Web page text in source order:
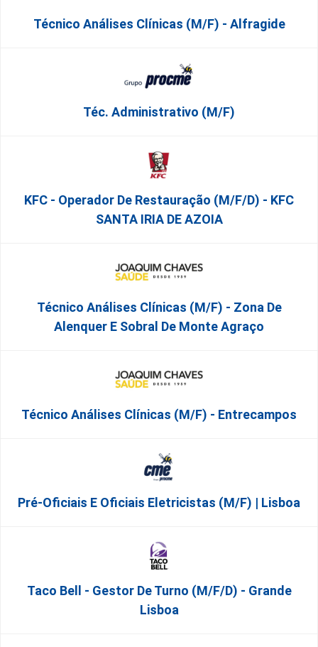
Técnico Análises Clínicas (M/F) - Alfragide
Téc. Administrativo (m/f)
KFC - Operador De Restauração (m/f/d) - KFC
SANTA IRIA DE AZOIA
Técnico Análises Clínicas (M/F) - Zona De
Alenquer E Sobral De Monte Agraço
Técnico Análises Clínicas (M/F) - Entrecampos
Pré-Oficiais E Oficiais Eletricistas (m/f) | Lisboa
Taco Bell - Gestor De Turno (m/f/d) - Grande
Lisboa